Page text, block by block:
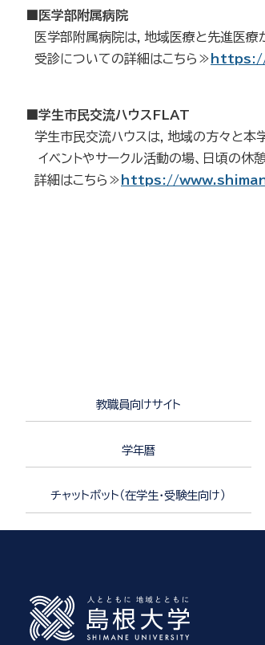
■医学部附属病院
医学部附属病院は，地域医療と先進医
受診についての詳細はこちら≫
■学生市民交流ハウスFLAT
学生市民交流ハウスは，地域の方々と本
イベントやサークル活動の場、日頃の休
詳細はこちら≫ https://
教職員向けサイト
学年暦
チャットボット（在学生・受験生向け）